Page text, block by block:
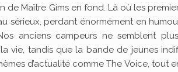
de Maître Gims en fond. Là où les
sérieux, perdant énormément en
anciens campeurs ne semblent
vie, tandis que la bande de jeunes
d’actualité comme The Voice,